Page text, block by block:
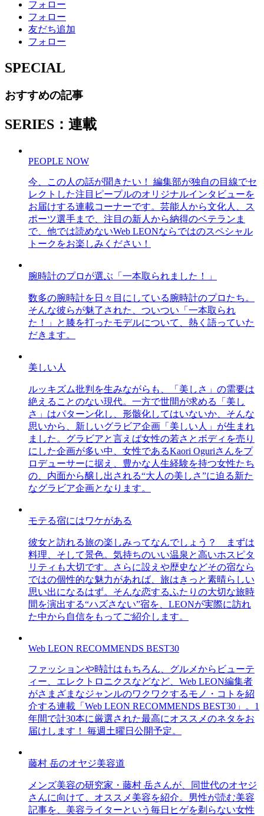
フォロー
フォロー
友だち追加
フォロー
SPECIAL
おすすめの記事
SERIES：連載
PEOPLE NOW
今、この人の話が聞きたい！ 編集部が独自の目線でセ
レクトした注目ピープルのオリジナルインタビューを
お届けする連載コーナーです。芸能人から文化人、ス
ポーツ選手まで、注目の新人から納得のベテランま
で、他では読めないWeb LEONならではのスペシャル
トークをお楽しみください！
腕時計のプロが選ぶ「一本取られました！」
数多の腕時計を日々目にしている腕時計のプロたち。
そんな彼らが魅了された、ついつい「一本取られ
た！」と膝を打ったモデルについて、熱く語っていた
だきます。
美しい人
ルッキズム批判を生みながらも、「美しさ」の需要は
絶えることのない現代。一方で世間が求める「美し
さ」はパターン化し、形骸化してはいないか、そんな
思いから、新しいグラビア企画「美しい人」が生まれ
ました。グラビアと言えば女性の若さとボディを売り
にした企画が多い中、女性であるKaori Oguriさんをプ
ロデューサーに据え、豊かな人生経験を持つ女性たち
の、内面から醸し出される“大人の美しさ”に迫る新た
なグラビア企画となります。
モテる宿にはワケがある
彼女と訪れる旅の楽しみってなんでしょう？ まずは
料理、そして景色。気持ちのいい温泉と高いホスピタ
リティも大切です。さらに設えや歴史などその宿なら
ではの個性的な魅力があれば、旅はきっと素晴らしい
思い出になるはず。そんな恋するふたりの大切な旅時
間を演出する“ハズさない”宿を、LEONが実際に訪れ
た中から自信をもってご紹介します。
Web LEON RECOMMENDS BEST30
ファッションや時計はもちろん、グルメからビューテ
ィー、エレクトロニクスなどなど、Web LEON編集者
がさまざまなジャンルのワクワクするモノ・コトを紹
介する連載「Web LEON RECOMMENDS BEST30」。1
年間で計30本に厳選された最高にオススメのネタをお
届けします！ 毎週土曜日公開予定。
藤村 岳のオヤジ美容道
メンズ美容の研究家・藤村 岳さんが、同世代のオヤジ
さんに向けて、オススメ美容を紹介。男性が読む美容
記事を、美容ライターという毎日ヒゲを剃らない女性